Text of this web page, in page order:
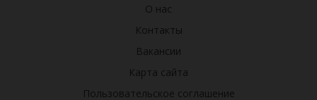
О нас
Контакты
Вакансии
Карта сайта
Пользовательское соглашение